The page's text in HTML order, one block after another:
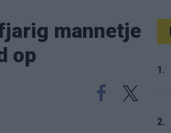
mannetje
op
1.
2.